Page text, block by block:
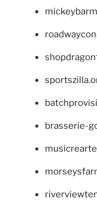
brasserie-